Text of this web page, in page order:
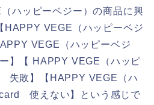
ハッピーベジー）の商品に興
HAPPY VEGE（ハッピーベジ
VEGE（ハッピーベジ
】【 HAPPY VEGE（ハッピ
失敗】【HAPPY VEGE（ハ
使えない】という感じで